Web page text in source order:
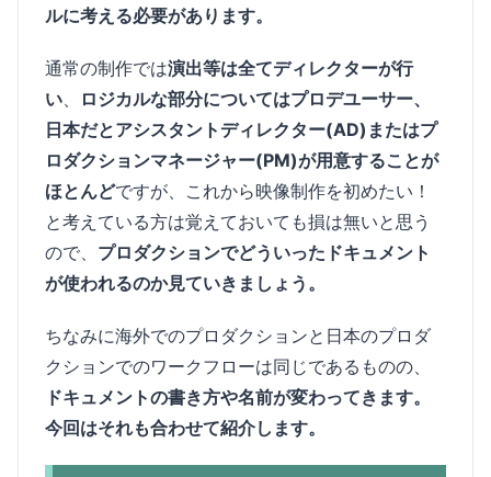
ルに考える必要があります。
通常の制作では演出等は全てディレクターが行
い、
ロジカルな部分についてはプロデユーサー、
日本だとアシスタントディレクター(AD)またはプ
ロダクションマネージャー(PM)が用意することが
ほとんどですが、これから映像制作を初めたい！
と考えている方は覚えておいても損は無いと思う
ので、 プロダクションでどういったドキュメント
が使われるのか見ていきましょう。
ちなみに海外でのプロダクションと日本のプロダ
クションでのワークフローは同じであるものの、
ドキュメントの書き方や名前が変わってきます。
今回はそれも合わせて紹介します。